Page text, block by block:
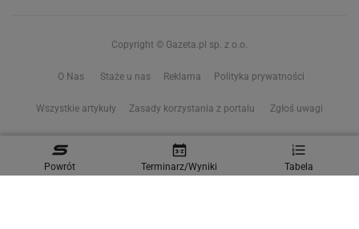
Powrót Terminarz/Wyniki Tabela
Copyright © Gazeta.pl sp. z o.o.
O Nas Staże u nas Reklama Polityka prywatności
Wszystkie artykuły Zasady korzystania z portalu Zgłoś uwagi